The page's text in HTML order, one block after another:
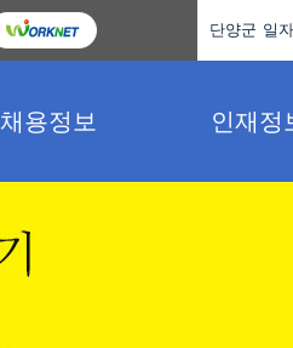
채용정보 인재정
단양군 일